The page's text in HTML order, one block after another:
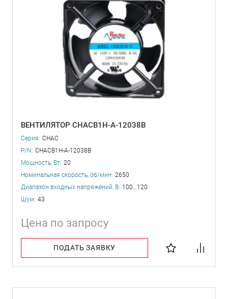
ВЕНТИЛЯТОР CHACB1H-A-12038B
Серия: CHAC
P/N: CHACB1H-A-12038B
Мощность, Вт: 20
Номинальная скорость, об/мин: 2650
Диапазон входных напряжений, В: 100…120
Шум: 43
Цена по запросу
ПОДАТЬ ЗАЯВКУ